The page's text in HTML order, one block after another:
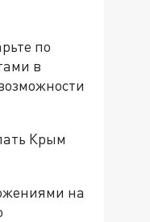
по
в
Крым
на